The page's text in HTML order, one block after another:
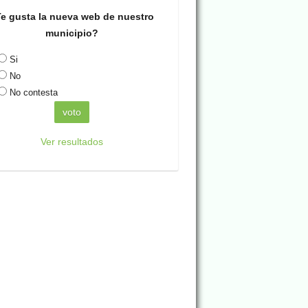
gusta la nueva web de nuestro
municipio?
Si
No
No contesta
Ver resultados